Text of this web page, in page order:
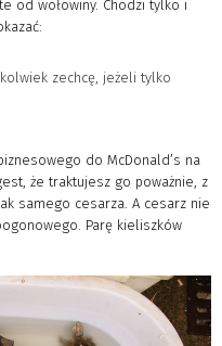
od wołowiny. Chodzi tylko i
zechcę, jeżeli tylko
do McDonald’s na
że traktujesz go poważnie, z
samego cesarza. A cesarz nie
Parę kieliszków